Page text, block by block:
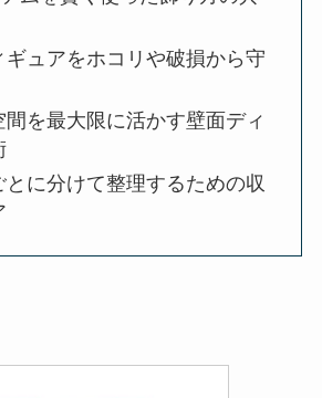
ギュアをホコリや破損から守
間を最大限に活かす壁面ディ
とに分けて整理するための収